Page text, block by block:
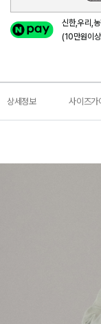
신한,우리,
(10만원이
상세정보 사이즈가